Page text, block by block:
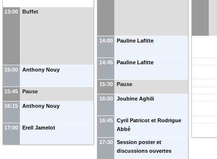
13:00 Buffet
15:00 Anthony Nouy
15:45 Pause
16:15 Anthony Nouy
17:00 Erell Jamelot
14:00 Pauline Lafitte
14:45 Pauline Lafitte
15:30 Pause
16:00 Joubine Aghili
16:45
Cyril Patricot et Rodrigue
Abbé
17:30
Session poster et
discussions ouvertes